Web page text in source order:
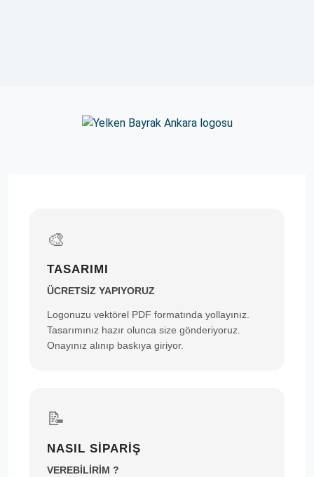
🎨
TASARIMI
ÜCRETSİZ YAPIYORUZ
Logonuzu vektörel PDF formatında yollayınız.
Tasarımınız hazır olunca size gönderiyoruz.
Onayınız alınıp baskıya giriyor.
📝
NASIL SİPARİŞ
VEREBİLİRİM ?